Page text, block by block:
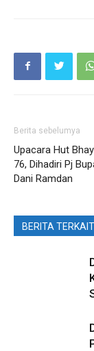
Berita sebelumya
Upacara Hut
76, Dihadiri Pj
Dani Ramdan
BERITA TERKAIT